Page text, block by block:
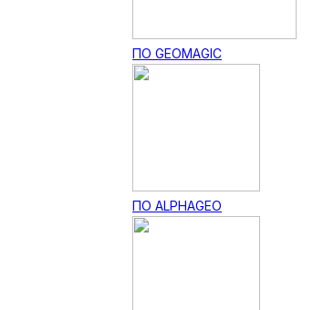
ПО GEOMAGIC
ПО ALPHAGEO